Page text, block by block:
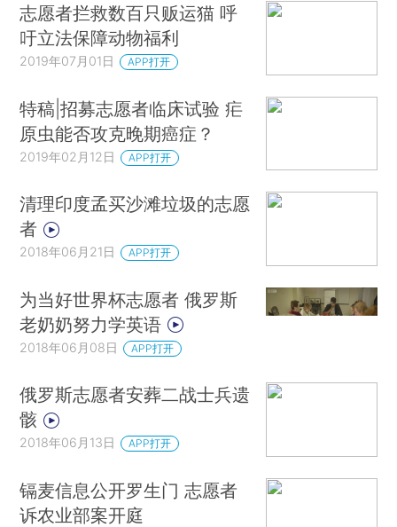
志愿者拦救数百只贩运猫 呼
吁立法保障动物福利
2019年07月01日 APP打开
特稿|招募志愿者临床试验 疟
原虫能否攻克晚期癌症？
2019年02月12日 APP打开
清理印度孟买沙滩垃圾的志愿
者
2018年06月21日 APP打开
为当好世界杯志愿者 俄罗斯
老奶奶努力学英语
2018年06月08日 APP打开
俄罗斯志愿者安葬二战士兵遗
骸
2018年06月13日 APP打开
镉麦信息公开罗生门 志愿者
诉农业部案开庭